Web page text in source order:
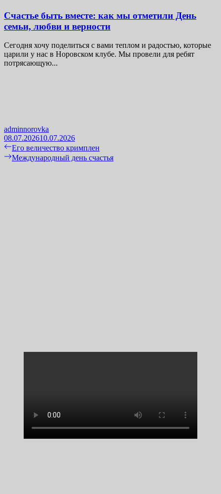
Счастье быть вместе: как мы отметили День
семьи, любви и верности
Сегодня хочу поделиться с вами теплом и радостью, которые
царили у нас в Норовском клубе. Мы провели для ребят
потрясающую...
adminnorovka
08.07.202610.07.2026
Навигация
по
Previous
post:
Его величество кримплен
Next
Международный день счастья